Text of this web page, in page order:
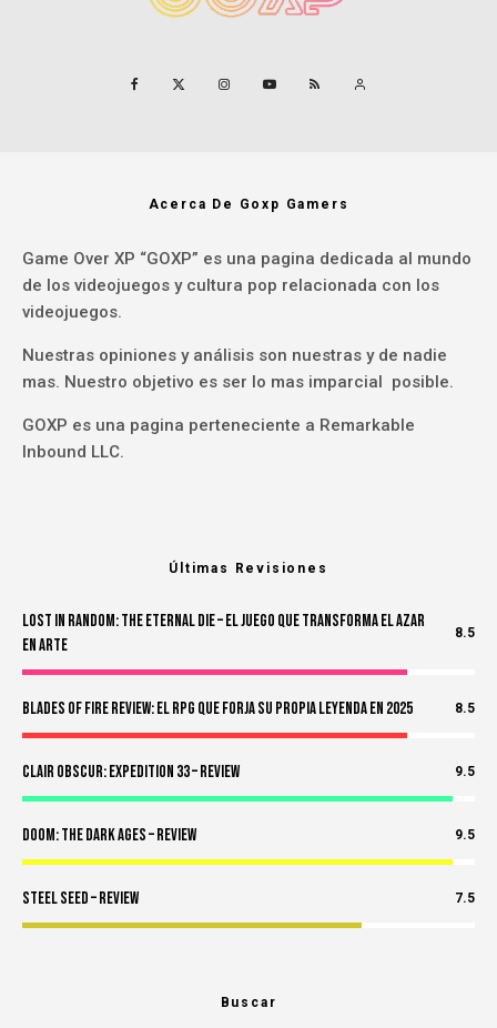
Acerca De Goxp Gamers
Game Over XP “GOXP” es una pagina dedicada al mundo
de los videojuegos y cultura pop relacionada con los
videojuegos.
Nuestras opiniones y análisis son nuestras y de nadie
mas. Nuestro objetivo es ser lo mas imparcial posible.
GOXP es una pagina perteneciente a Remarkable
Inbound LLC.
Últimas Revisiones
Lost in Random: The Eternal Die – El Juego Que Transforma el Azar
en Arte
8.5
Blades of Fire Review: El RPG Que Forja Su Propia Leyenda en 2025 8.5
Clair Obscur: Expedition 33 – Review 9.5
Doom: The Dark Ages – Review 9.5
Steel Seed – Review 7.5
Buscar